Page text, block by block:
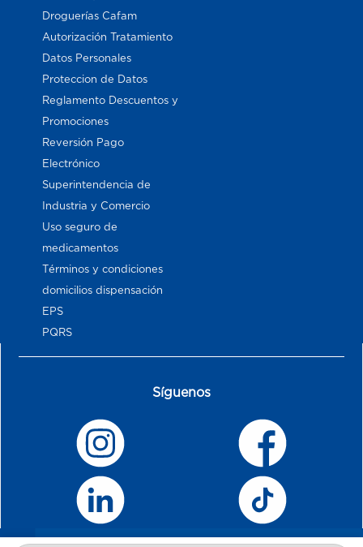
Droguerías Cafam
Autorización Tratamiento
Datos Personales
Proteccion de Datos
Reglamento Descuentos y
Promociones
Reversión Pago
Electrónico
Superintendencia de
Industria y Comercio
Uso seguro de
medicamentos
Términos y condiciones
domicilios dispensación
EPS
PQRS
Síguenos